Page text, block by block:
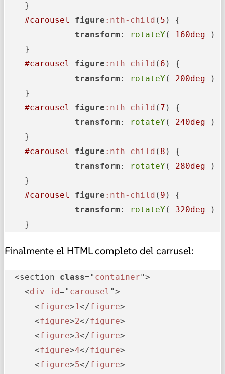
    }
#carousel
figure :nth-child ( 5 ) {
transform : rotateY( 160deg )
    }
#carousel
figure :nth-child ( 6 ) {
transform : rotateY( 200deg )
    }
#carousel
figure :nth-child ( 7 ) {
transform : rotateY( 240deg )
    }
#carousel
figure :nth-child ( 8 ) {
transform : rotateY( 280deg )
    }
#carousel
figure :nth-child ( 9 ) {
transform : rotateY( 320deg )
    }
Finalmente el HTML completo del carrusel:
  <section
class=" container">
    <
div id=" carousel ">
      <
figure>1</figure>
      <
figure>2</figure>
      <
figure>3</figure>
      <
figure>4</figure>
      <
figure>5</figure>